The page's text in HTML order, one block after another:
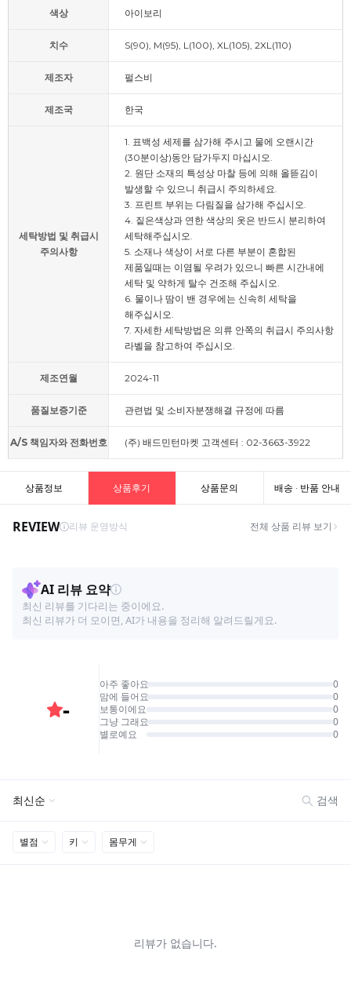
색상 아이보리
치수 S(90), M(95), L(100), XL(105), 2XL(110)
제조자 펄스비
제조국 한국
세탁방법 및 취급시
주의사항
1. 표백성 세제를 삼가해 주시고 물에 오랜시간
(30분이상)동안 담가두지 마십시오.
2. 원단 소재의 특성상 마찰 등에 의해 올뜯김이
발생할 수 있으니 취급시 주의하세요.
3. 프린트 부위는 다림질을 삼가해 주십시오.
4. 짙은색상과 연한 색상의 옷은 반드시 분리하여
세탁해주십시오.
5. 소재나 색상이 서로 다른 부분이 혼합된
제품일때는 이염될 우려가 있으니 빠른 시간내에
세탁 및 약하게 탈수 건조해 주십시오.
6. 물이나 땀이 밴 경우에는 신속히 세탁을
해주십시오.
7. 자세한 세탁방법은 의류 안쪽의 취급시 주의사항
라벨을 참고하여 주십시오.
제조연월 2024-11
품질보증기준 관련법 및 소비자분쟁해결 규정에 따름
A/S 책임자와 전화번호 (주) 배드민턴마켓 고객센터 : 02-3663-3922
상품정보 상품후기 상품문의 배송 · 반품 안내